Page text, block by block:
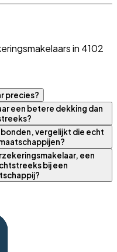
in 4102
precies?
een betere dekking dan
vergelijkt die echt
een
bij een